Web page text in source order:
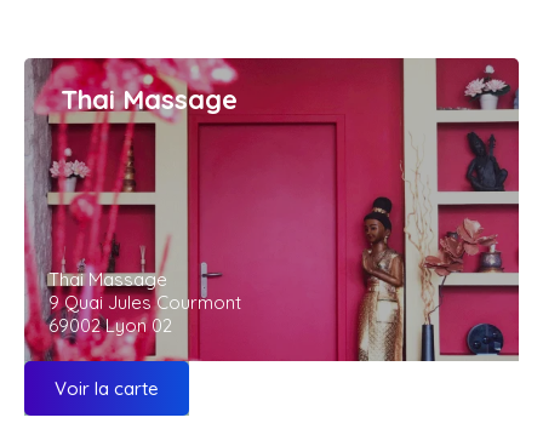
Thai Massage
Thai Massage
9 Quai Jules Courmont
69002 Lyon 02
Voir la carte